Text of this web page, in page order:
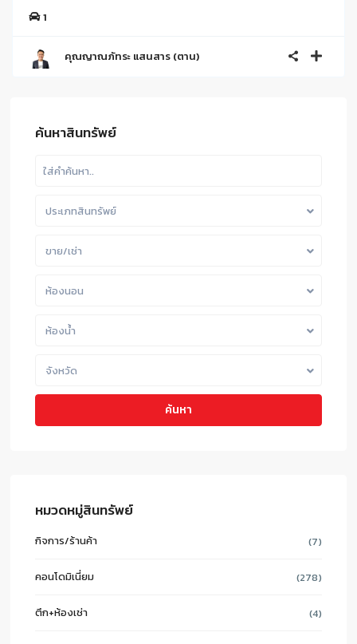
1
คุณญาณภัทระ แสนสาร (ตาน)
ค้นหาสินทรัพย์
ประเภทสินทรัพย์
ขาย/เช่า
ห้องนอน
ห้องน้ำ
จังหวัด
ค้นหา
หมวดหมู่สินทรัพย์
กิจการ/ร้านค้า (7)
คอนโดมิเนี่ยม (278)
ตึก+ห้องเช่า (4)